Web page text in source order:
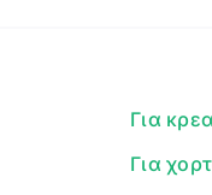
Για
Για